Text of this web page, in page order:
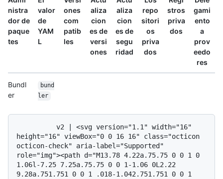
nistra
dor de
paque
tes
valor
de
YAM
L
ones
com
patib
les
aliza
cion
es de
versi
ones
aliza
cion
es de
segu
ridad
repo
sitori
os
priva
dos
stros
priva
dos
gami
ento
a
prov
eedo
res
Bundl
er
bund
ler
height="16" viewBox="0 0 16 16" class="octicon
octicon-check" aria-label="Supported"
role="img"><path d="M13.78 4.22a.75.75 0 0 1 0
1.06l-7.25 7.25a.75.75 0 0 1-1.06 0L2.22
9.28a.751.751 0 0 1 .018-1.042.751.751 0 0 1